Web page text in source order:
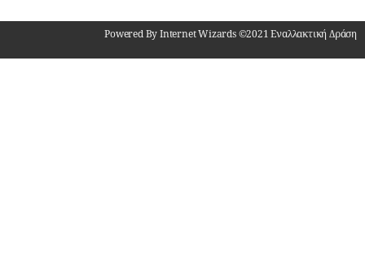
Powered By Internet Wizards ©2021 Εναλλακτική Δράση